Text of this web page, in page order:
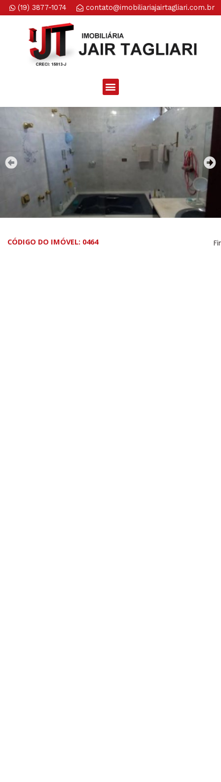
(19) 3877-1074 contato@imobiliariajairtagliari.com.br​
CÓDIGO DO IMÓVEL: 0464